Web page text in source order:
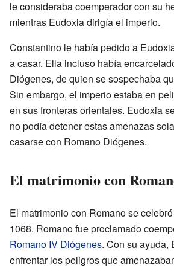
le consideraba coemperador con su
mientras Eudoxia dirigía el imperio.
Constantino le había pedido a
a casar. Ella incluso había
Diógenes, de quien se sospechaba
Sin embargo, el imperio estaba en
en sus fronteras orientales. Eudoxia
no podía detener estas amenazas
casarse con Romano Diógenes.
El matrimonio con
El matrimonio con Romano se
1068. Romano fue proclamado
Romano IV Diógenes. Con su ayuda,
enfrentar los peligros que